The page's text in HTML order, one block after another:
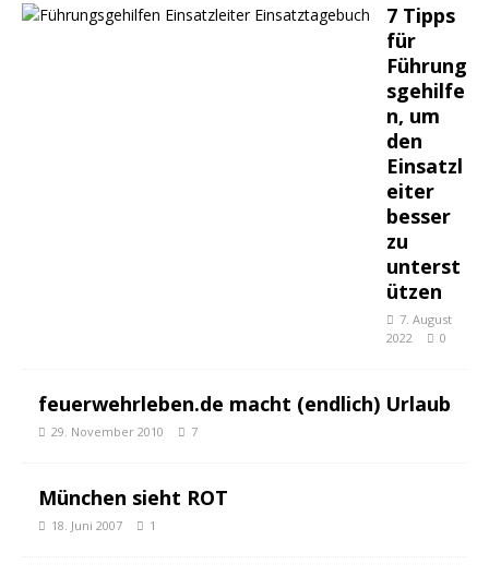
7 Tipps
für
Führung
sgehilfe
n, um
den
Einsatzl
eiter
besser
zu
unterst
ützen
7. August
2022
0
feuerwehrleben.de macht (endlich) Urlaub
29. November 2010 7
München sieht ROT
18. Juni 2007 1